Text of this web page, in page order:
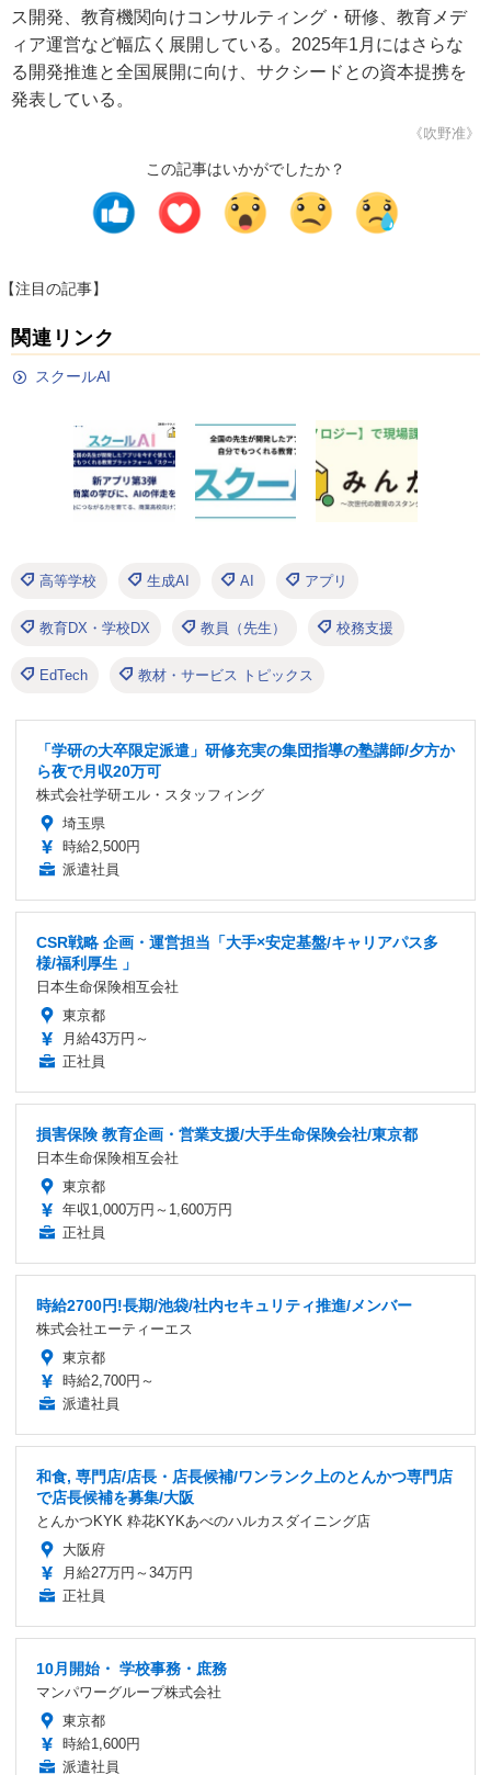
ス開発、教育機関向けコンサルティング・研修、教育メデ
ィア運営など幅広く展開している。2025年1月にはさらな
る開発推進と全国展開に向け、サクシードとの資本提携を
発表している。
《吹野准》
この記事はいかがでしたか？
【注目の記事】
関連リンク
スクールAI
高等学校 生成AI AI アプリ
教育DX・学校DX 教員（先生） 校務支援
EdTech 教材・サービス トピックス
「学研の大卒限定派遣」研修充実の集団指導の塾講師/夕方か
ら夜で月収20万可
株式会社学研エル・スタッフィング
埼玉県
時給2,500円
派遣社員
CSR戦略 企画・運営担当「大手×安定基盤/キャリアパス多
様/福利厚生 」
日本生命保険相互会社
東京都
月給43万円～
正社員
損害保険 教育企画・営業支援/大手生命保険会社/東京都
日本生命保険相互会社
東京都
年収1,000万円～1,600万円
正社員
時給2700円!長期/池袋/社内セキュリティ推進/メンバー
株式会社エーティーエス
東京都
時給2,700円～
派遣社員
和食, 専門店/店長・店長候補/ワンランク上のとんかつ専門店
で店長候補を募集/大阪
とんかつKYK 粋花KYKあべのハルカスダイニング店
大阪府
月給27万円～34万円
正社員
10月開始・ 学校事務・庶務
マンパワーグループ株式会社
東京都
時給1,600円
派遣社員